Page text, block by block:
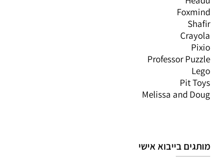
Foxmind
Shafir
Crayola
Pixio
Professor Puzzle
Lego
Pit Toys
Melissa and Doug
מותגים בייבוא אישי